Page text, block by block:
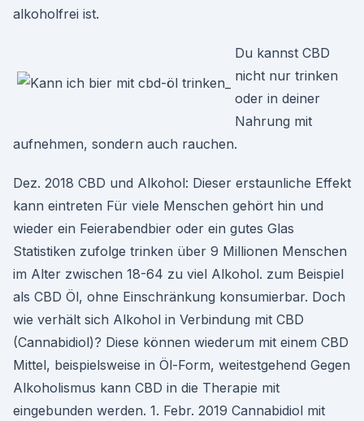
alkoholfrei ist.
Du kannst CBD
nicht nur trinken
oder in deiner
Nahrung mit
aufnehmen, sondern auch rauchen.
Dez. 2018 CBD und Alkohol: Dieser erstaunliche Effekt
kann eintreten Für viele Menschen gehört hin und
wieder ein Feierabendbier oder ein gutes Glas
Statistiken zufolge trinken über 9 Millionen Menschen
im Alter zwischen 18-64 zu viel Alkohol. zum Beispiel
als CBD Öl, ohne Einschränkung konsumierbar. Doch
wie verhält sich Alkohol in Verbindung mit CBD
(Cannabidiol)? Diese können wiederum mit einem CBD
Mittel, beispielsweise in Öl-Form, weitestgehend Gegen
Alkoholismus kann CBD in die Therapie mit
eingebunden werden. 1. Febr. 2019 Cannabidiol mit